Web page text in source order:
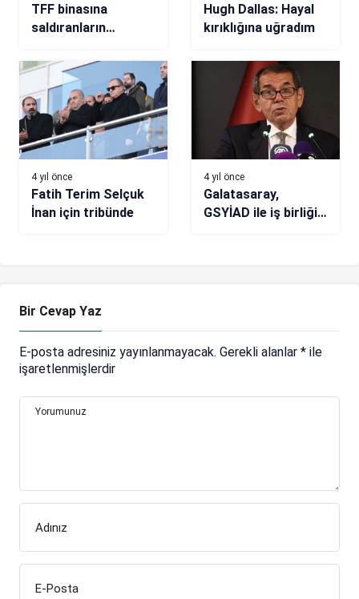
TFF binasına
saldıranların
Hugh Dallas: Hayal
kırıklığına uğradım
4 yıl önce
Fatih Terim Selçuk
İnan için tribünde
4 yıl önce
Galatasaray,
GSYİAD ile iş birliği
Bir Cevap Yaz
E-posta adresiniz yayınlanmayacak. Gerekli alanlar * ile
işaretlenmişlerdir
Yorumunuz
Adınız
E-Posta